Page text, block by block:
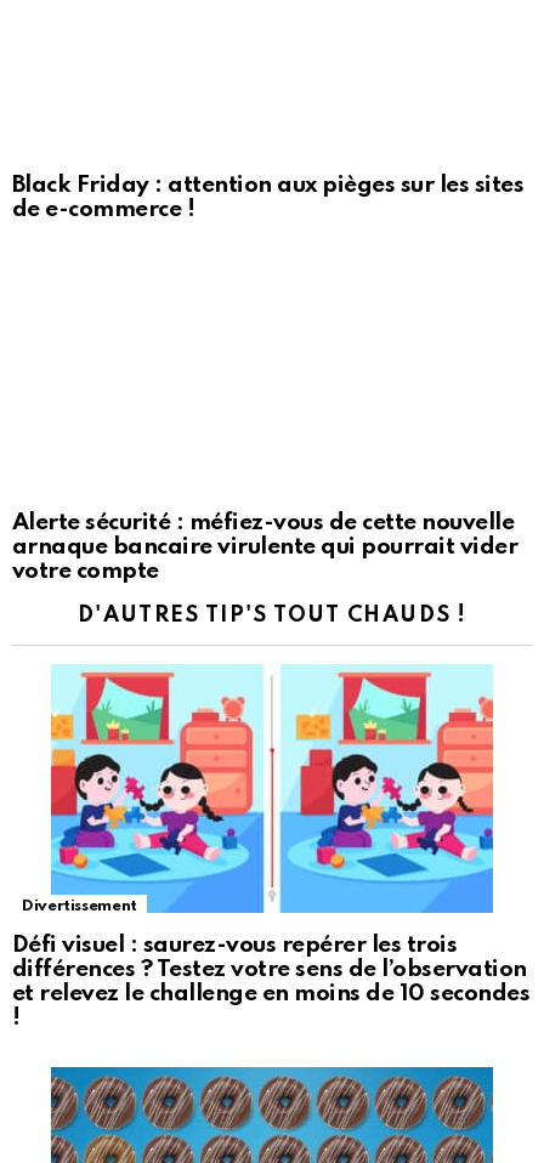
Black Friday : attention aux pièges sur les sites
de e-commerce !
Alerte sécurité : méfiez-vous de cette nouvelle
arnaque bancaire virulente qui pourrait vider
votre compte
D'AUTRES TIP'S TOUT CHAUDS !
Divertissement
Défi visuel : saurez-vous repérer les trois
différences ? Testez votre sens de l’observation
et relevez le challenge en moins de 10 secondes
!